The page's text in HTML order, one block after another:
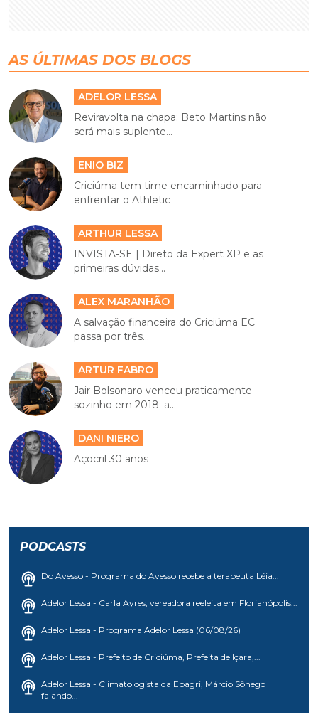
AS ÚLTIMAS DOS BLOGS
ADELOR LESSA
Reviravolta na chapa: Beto Martins não
será mais suplente...
ENIO BIZ
Criciúma tem time encaminhado para
enfrentar o Athletic
ARTHUR LESSA
INVISTA-SE | Direto da Expert XP e as
primeiras dúvidas...
ALEX MARANHÃO
A salvação financeira do Criciúma EC
passa por três...
ARTUR FABRO
Jair Bolsonaro venceu praticamente
sozinho em 2018; a...
DANI NIERO
Açocril 30 anos
PODCASTS
Do Avesso - Programa do Avesso recebe a terapeuta Léia...
Adelor Lessa - Carla Ayres, vereadora reeleita em Florianópolis...
Adelor Lessa - Programa Adelor Lessa (06/08/26)
Adelor Lessa - Prefeito de Criciúma, Prefeita de Içara,...
Adelor Lessa - Climatologista da Epagri, Márcio Sônego
falando...